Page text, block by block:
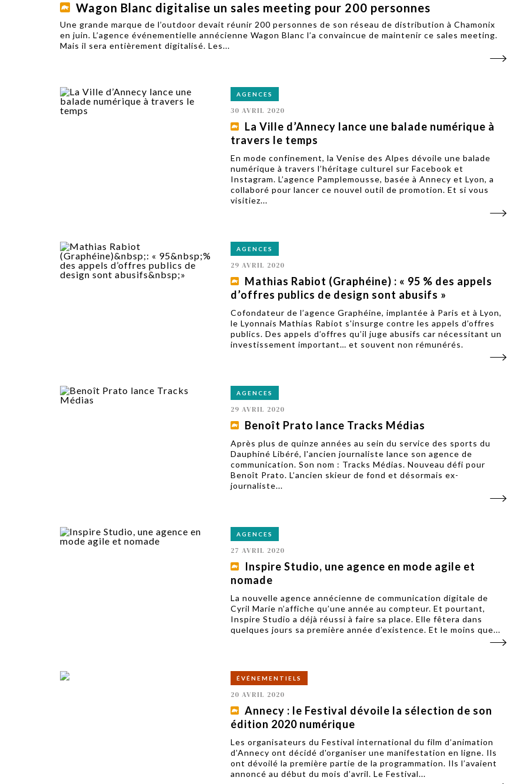
Wagon Blanc digitalise un sales meeting pour 200 personnes
Une grande marque de l’outdoor devait réunir 200 personnes de son réseau de distribution à Chamonix
en juin. L’agence événementielle annécienne Wagon Blanc l’a convaincue de maintenir ce sales meeting.
Mais il sera entièrement digitalisé. Les...
AGENCES
30 AVRIL 2020
La Ville d’Annecy lance une balade numérique à
travers le temps
En mode confinement, la Venise des Alpes dévoile une balade
numérique à travers l’héritage culturel sur Facebook et
Instagram. L’agence Pamplemousse, basée à Annecy et Lyon, a
collaboré pour lancer ce nouvel outil de promotion. Et si vous
visitiez...
AGENCES
29 AVRIL 2020
Mathias Rabiot (Graphéine) : « 95 % des appels
d’offres publics de design sont abusifs »
Cofondateur de l’agence Graphéine, implantée à Paris et à Lyon,
le Lyonnais Mathias Rabiot s'insurge contre les appels d’offres
publics. Des appels d’offres qu’il juge abusifs car nécessitant un
investissement important… et souvent non rémunérés.
AGENCES
29 AVRIL 2020
Benoît Prato lance Tracks Médias
Après plus de quinze années au sein du service des sports du
Dauphiné Libéré, l'ancien journaliste lance son agence de
communication. Son nom : Tracks Médias. Nouveau défi pour
Benoît Prato. L’ancien skieur de fond et désormais ex-
journaliste...
AGENCES
27 AVRIL 2020
Inspire Studio, une agence en mode agile et
nomade
La nouvelle agence annécienne de communication digitale de
Cyril Marie n’affiche qu’une année au compteur. Et pourtant,
Inspire Studio a déjà réussi à faire sa place. Elle fêtera dans
quelques jours sa première année d’existence. Et le moins que...
ÉVÉNEMENTIELS
20 AVRIL 2020
Annecy : le Festival dévoile la sélection de son
édition 2020 numérique
Les organisateurs du Festival international du film d’animation
d’Annecy ont décidé d'organiser une manifestation en ligne. Ils
ont dévoilé la première partie de la programmation. Ils l’avaient
annoncé au début du mois d’avril. Le Festival...